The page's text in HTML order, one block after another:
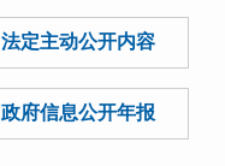
法定主动公开内容
政府信息公开年报